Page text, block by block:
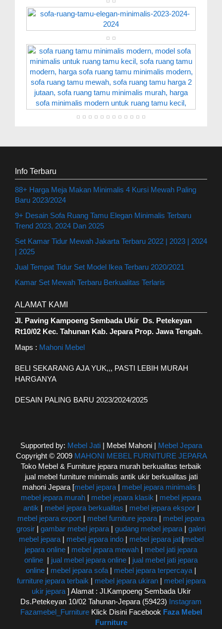
Info Terbaru
88+ Harga Meja Makan Minimalis 4 Kursi Mewah Paling
Baru 2023/2024
9+ Desain Sofa Ruang Tamu Elegan Minimalis Terbaru
Trend 2023, 2024 Dan 2025
Set Kamar Tidur Mewah Jakarta Terbaru 2022 | 2023 | 2024
| 2025
Jual Tempat Tidur Set Model Ikea Terbaru 2020/2021
Kamar Set Mewah Terbaru Berkualitas Terlaris
ALAMAT KAMI
Jl. Paving Kampoeng Sembada Ukir Ds. Petekeyan
Rt10/02 Kec. Tahunan Kab. Jepara Prop. Jawa Tengah.
Maps : Mahoni Mebel
BELI SEKARANG AJA YUK,,, PASTI LEBIH MURAH
HARGANYA
DESAIN PALING BARU 2023/2024/2025
Supported by: Mebel Jati| Mebel Mahoni | Mebel Jepara
Copyright © 2009 MAHONI MEBEL FURNITURE JEPARA
Toko Mebel & Furniture jepara murah berkualitas terbaik
jual mebel furniture minimalis antik ukir berkualitas jati
mahoni Jepara [mebel jepara| mebel jepara minimalis |
mebel jepara murah | mebel jepara klasik | mebel jepara
antik | mebel jepara berkualitas | mebel jepara ekspor|
mebel jepara export | mebel furniture jepara | mebel jepara
grosir | gambar mebel jepara | gudang mebel jepara | galeri
mebel jepara| mebel jepara indo| mebel jepara jati|mebel
jepara online | mebel jepara mewah | mebel jati jepara
online | jual mebel jepara online | jual mebel jati jepara
online | mebel jepara sofa | mebel jepara terpercaya |
furniture jepara terbaik | mebel jepara ukiran| mebel jepara
ukir jepara ] Alamat : Jl.Kampoeng Sembada Ukir
Ds.Petekeyan 10/02 Tahunan-Jepara (59423) Instagram
Fazamebel_FurnitureKlick Disini Facebook Faza Mebel
Furniture